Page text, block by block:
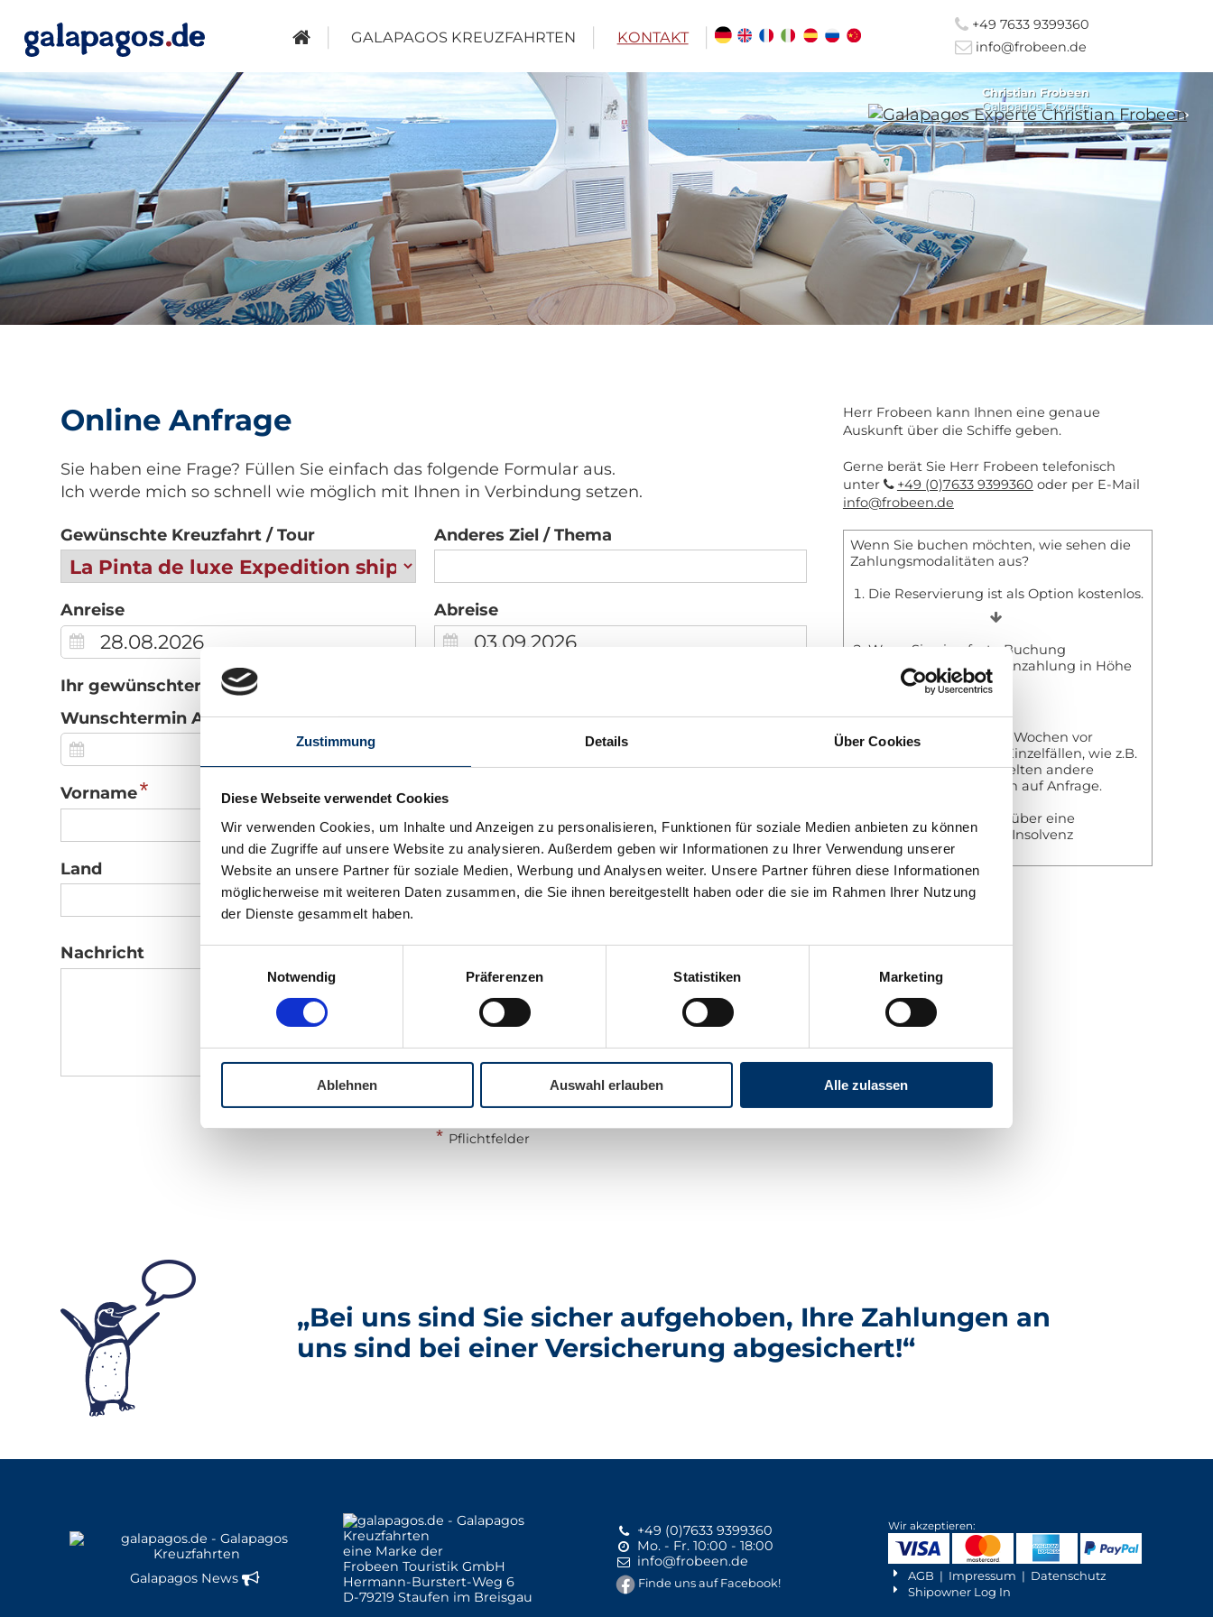
Zustimmung Details Über Cookies
Diese Webseite verwendet Cookies
Wir verwenden Cookies, um Inhalte und Anzeigen zu personalisieren, Funktionen für soziale Medien anbieten zu können
und die Zugriffe auf unsere Website zu analysieren. Außerdem geben wir Informationen zu Ihrer Verwendung unserer
Website an unsere Partner für soziale Medien, Werbung und Analysen weiter. Unsere Partner führen diese Informationen
möglicherweise mit weiteren Daten zusammen, die Sie ihnen bereitgestellt haben oder die sie im Rahmen Ihrer Nutzung
der Dienste gesammelt haben.
Notwendig
Präferenzen Statistiken Marketing
Ablehnen Auswahl erlauben Alle zulassen
GALAPAGOS KREUZFAHRTEN KONTAKT
+49 7633 9399360
info@frobeen.de
Christian Frobeen
Galapagos Experte
Online Anfrage
Sie haben eine Frage? Füllen Sie einfach das folgende Formular aus.
Ich werde mich so schnell wie möglich mit Ihnen in Verbindung setzen.
Gewünschte Kreuzfahrt / Tour Anderes Ziel / Thema
Anreise Abreise
Ihr gewünschter Termin ist nicht frei?
Wunschtermin Anreise
Wunschtermin Abreise
Vorname* Name
Land Telefon* E-Mail*
Nachricht *
Durch Klick auf "Abschicken" bestätigen Sie unsere
Hinweise zumDatenschutz.
Abschicken
* Pflichtfelder
Herr Frobeen kann Ihnen eine genaue
Auskunft über die Schiffe geben.
Gerne berät Sie Herr Frobeen telefonisch
unter
+49 (0)7633 9399360 oder per E-Mail
info@frobeen.de
Wenn Sie buchen möchten, wie sehen die
Zahlungsmodalitäten aus?
Die Reservierung ist als Option kostenlos.
Wenn Sie eine feste Buchung
vornehmen, ist eine Anzahlung in Höhe
von 20% fällig.
Die Restzahlung ist 4 Wochen vor
Reiseantritt fällig. In Einzelfällen, wie z.B.
Tauchkreuzfahrten gelten andere
Regeln. Informationen auf Anfrage.
Ihre Zahlungen sind über eine
Versicherung gegen Insolvenz
abgesichert!
„Bei uns sind Sie sicher aufgehoben, Ihre Zahlungen an
uns sind bei einer Versicherung abgesichert!“
Galapagos News
eine Marke der
Frobeen Touristik GmbH
Hermann-Burstert-Weg 6
D-79219 Staufen im Breisgau
+49 (0)7633 9399360
Mo. - Fr. 10:00 - 18:00
info@frobeen.de
Finde uns auf Facebook!
Wir akzeptieren:
AGB | Impressum | Datenschutz
Shipowner Log In